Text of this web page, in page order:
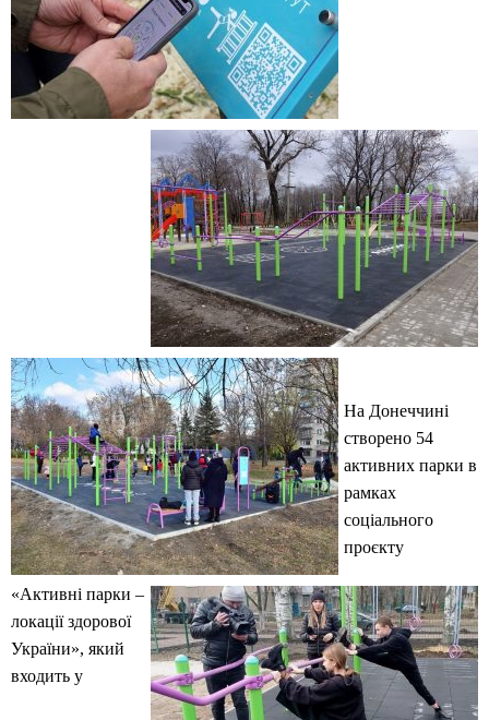
На Донеччині
створено 54
активних парки в
рамках
соціального
проєкту
«Активні парки –
локації здорової
України», який
входить у